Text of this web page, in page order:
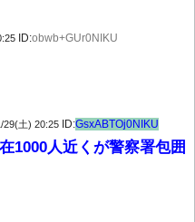
ID:obwb+GUr0NIKU
29(土) 20:25 ID:GsxABTOj0NIKU
1000人近くが警察署包囲